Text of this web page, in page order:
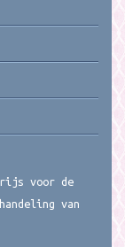
voor de
van